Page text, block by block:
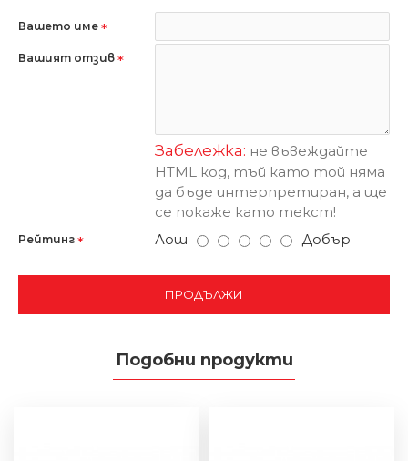
Вашето име
Вашият отзив
Забележка: не въвеждайте
HTML код, тъй като той няма
да бъде интерпретиран, а ще
се покаже като текст!
Рейтинг Лош Добър
ПРОДЪЛЖИ
Подобни продукти